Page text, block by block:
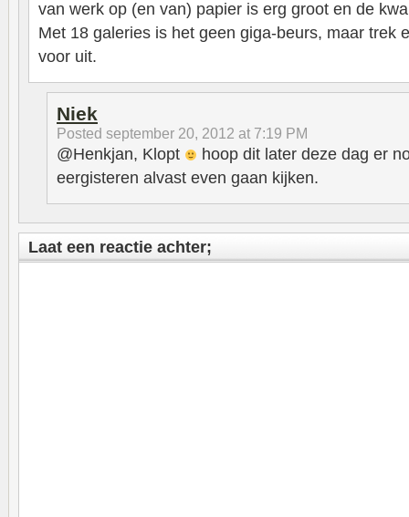
van werk op (en van) papier is erg groot en de
Met 18 galeries is het geen giga-beurs, maar trek
voor uit.
Niek
Posted september 20, 2012 at 7:19 PM
@Henkjan, Klopt
hoop dit later deze dag er
eergisteren alvast even gaan kijken.
Laat een reactie achter;